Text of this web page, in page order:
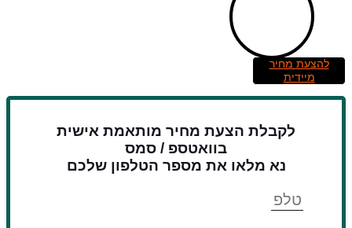
להצעת מחיר
מיידית
לקבלת הצעת מחיר מותאמת אישית
בוואטספ / סמס
נא מלאו את מספר הטלפון שלכם